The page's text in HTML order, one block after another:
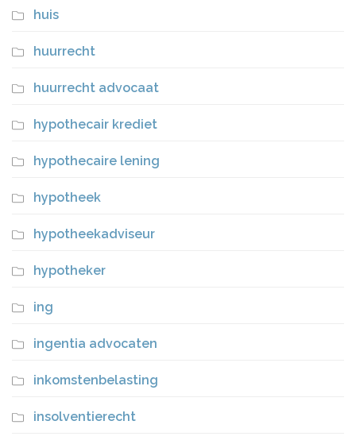
huis
huurrecht
huurrecht advocaat
hypothecair krediet
hypothecaire lening
hypotheek
hypotheekadviseur
hypotheker
ing
ingentia advocaten
inkomstenbelasting
insolventierecht